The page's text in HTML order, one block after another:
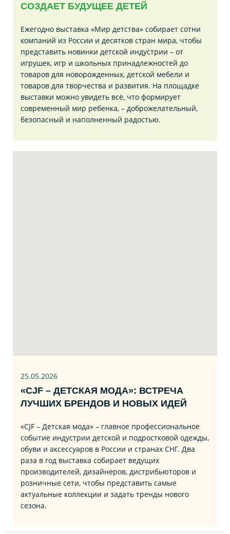
СОЗДАЕТ БУДУЩЕЕ ДЕТЕЙ
Ежегодно выставка «Мир детства» собирает сотни
компаний из России и десятков стран мира, чтобы
представить новинки детской индустрии – от
игрушек, игр и школьных принадлежностей до
товаров для новорожденных, детской мебели и
товаров для творчества и развития. На площадке
выставки можно увидеть всё, что формирует
современный мир ребенка, – доброжелательный,
безопасный и наполненный радостью.
25.05.2026
«CJF – ДЕТСКАЯ МОДА»: ВСТРЕЧА
ЛУЧШИХ БРЕНДОВ И НОВЫХ ИДЕЙ
«CJF – Детская мода» – главное профессиональное
событие индустрии детской и подростковой одежды,
обуви и аксессуаров в России и странах СНГ. Два
раза в год выставка собирает ведущих
производителей, дизайнеров, дистрибьюторов и
розничные сети, чтобы представить самые
актуальные коллекции и задать тренды нового
сезона.